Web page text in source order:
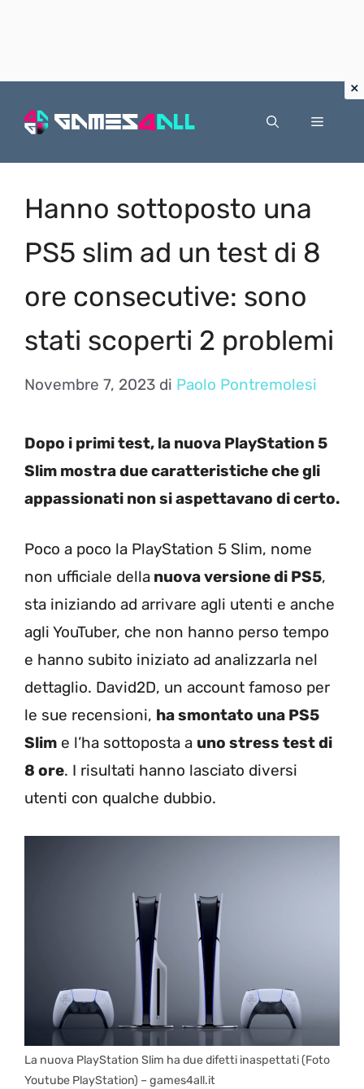
Menu
Hanno sottoposto una
PS5 slim ad un test di 8
ore consecutive: sono
stati scoperti 2 problemi
Novembre 7, 2023 di Paolo Pontremolesi
Dopo i primi test, la nuova PlayStation 5
Slim mostra due caratteristiche che gli
appassionati non si aspettavano di certo.
Poco a poco la PlayStation 5 Slim, nome
non ufficiale della nuova versione di PS5,
sta iniziando ad arrivare agli utenti e anche
agli YouTuber, che non hanno perso tempo
e hanno subito iniziato ad analizzarla nel
dettaglio. David2D, un account famoso per
le sue recensioni, ha smontato una PS5
Slim e l’ha sottoposta a uno stress test di
8 ore. I risultati hanno lasciato diversi
utenti con qualche dubbio.
La nuova PlayStation Slim ha due difetti inaspettati (Foto
Youtube PlayStation) – games4all.it